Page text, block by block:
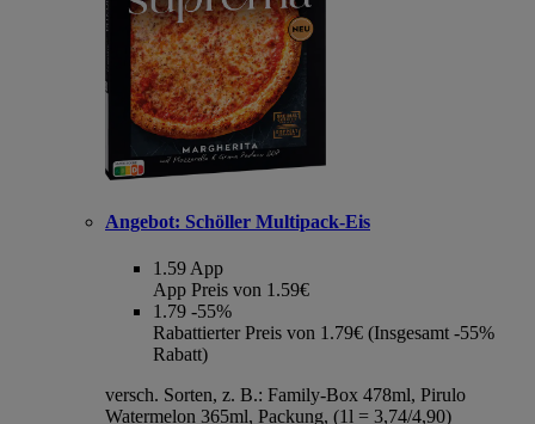
Angebot: Schöller Multipack-Eis
1.59 App
App Preis von 1.59€
1.79 -55%
Rabattierter Preis von 1.79€ (Insgesamt -55%
Rabatt)
versch. Sorten, z. B.: Family-Box 478ml, Pirulo
Watermelon 365ml, Packung, (1l = 3,74/4,90)